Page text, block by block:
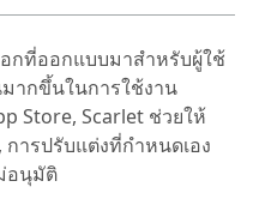
กที่ออกแบบมาสำหรับผู้ใช้
ากขึ้นในการใช้งาน
Store, Scarlet ช่วยให้
ารปรับแต่งที่กำหนดเอง
อนุมัติ